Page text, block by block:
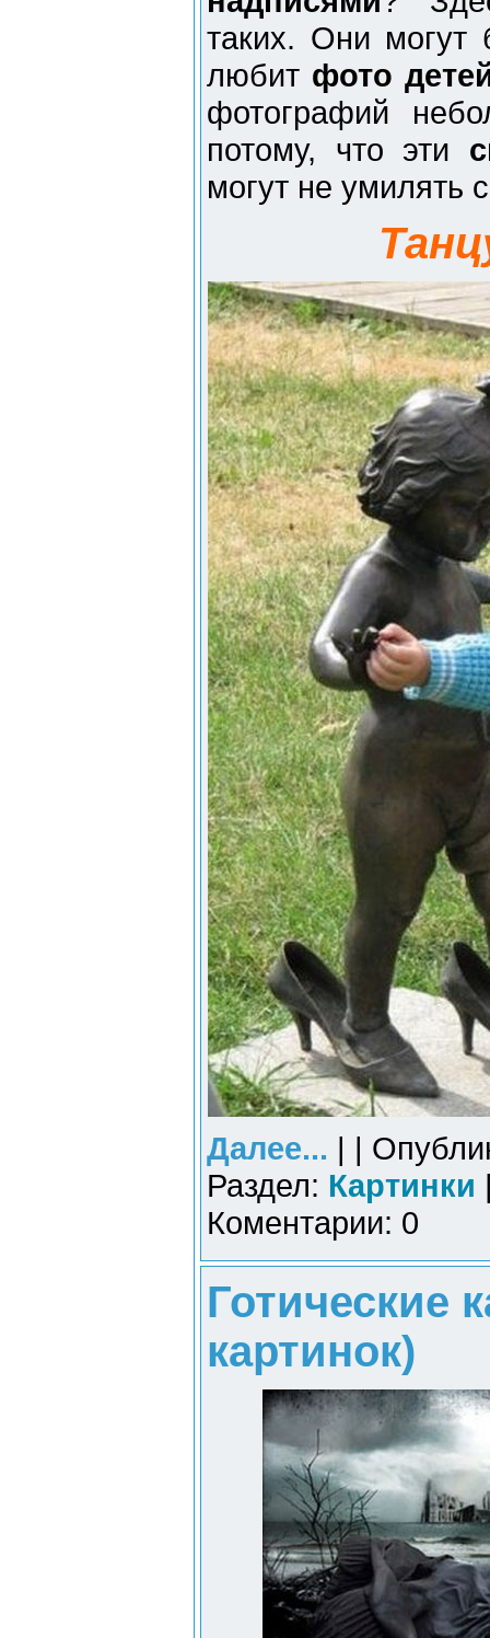
таких. Они могут
любит фото
фотографий
потому, что эти
могут не умилять
Далее... | |
Раздел: Картинки
Коментарии: 0
Готические
картинок)